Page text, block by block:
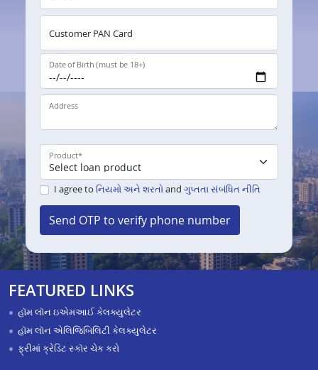
Customer PAN Card
Date of Birth (must be 18+)
Address
Product*
I agree to નિયમો અને શરતોand ગુપ્તતા સંબંધિત નીતિ
Send OTP to verify phone number
FEATURED LINKS
હૉમ લૉન ઇએમઆઈ કેલક્યુલેટર
હૉમ લૉન એલિજિબિલિટી કેલક્યુલેટર
ફ્રીમાં ક્રેડિટ સ્કૉર ચેક કરો